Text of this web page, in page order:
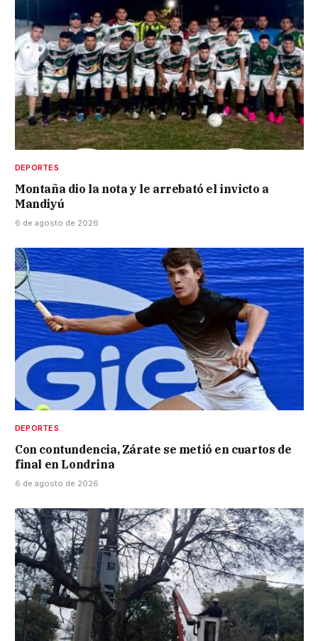
DEPORTES
Montaña dio la nota y le arrebató el invicto a
Mandiyú
6 de agosto de 2026
DEPORTES
Con contundencia, Zárate se metió en cuartos de
final en Londrina
6 de agosto de 2026